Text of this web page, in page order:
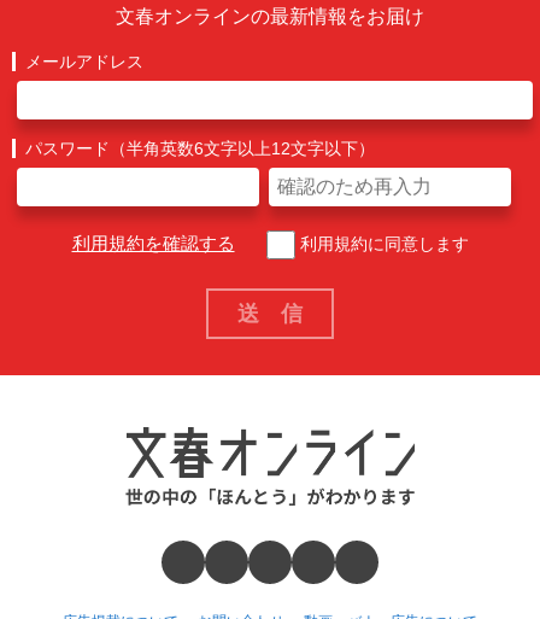
文春オンラインの最新情報をお届け
メールアドレス
パスワード（半角英数6文字以上12文字以下）
利用規約を確認する 利用規約に同意します